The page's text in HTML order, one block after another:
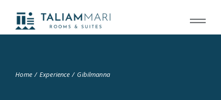
Home Experience Gibilmanna